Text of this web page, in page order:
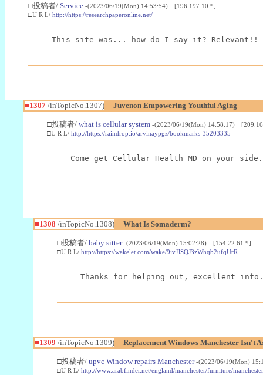
□投稿者/ Service -(2023/06/19(Mon) 14:53:54) [196.197.10.*]
□U R L/ http://https://researchpaperonline.net/
This site was... how do I say it? Relevant!!
■1307 /inTopicNo.1307) Juvenon Empowering Youthful Aging
□投稿者/ what is cellular system -(2023/06/19(Mon) 14:58:17)
□U R L/ http://https://raindrop.io/arvinaypgz/bookmarks-35203335
Come get Cellular Health MD on your side.
■1308 /inTopicNo.1308) What Is Somaderm?
□投稿者/ baby sitter -(2023/06/19(Mon) 15:02:28) [154.22.61.*]
□U R L/ http://https://wakelet.com/wake/9jvJJSQJ3zWhqb2ufqUrR
Thanks for helping out, excellent info.
■1309 /inTopicNo.1309) Replacement Windows Manchester Isn't
□投稿者/ upvc Window repairs Manchester -(2023/06/19(Mon)
□U R L/ http://www.arabfinder.net/england/manchester/furniture/